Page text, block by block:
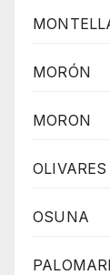
MORÓN
MORON
OLIVARES
OSUNA